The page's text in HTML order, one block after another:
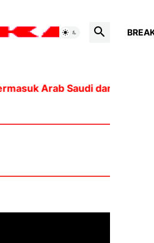
Arab Saudi dan Rusia,